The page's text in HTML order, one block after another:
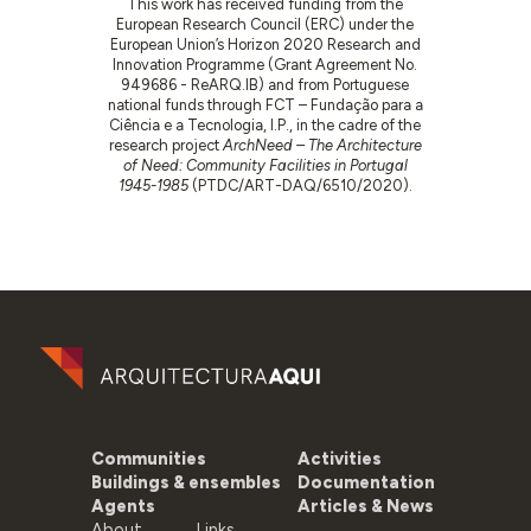
This work has received funding from the
European Research Council (ERC) under the
European Union’s Horizon 2020 Research and
Innovation Programme (Grant Agreement No.
949686 - ReARQ.IB) and from Portuguese
national funds through FCT – Fundação para a
Ciência e a Tecnologia, I.P., in the cadre of the
research projectArchNeed – The Architecture
of Need: Community Facilities in Portugal
1945-1985(PTDC/ART-DAQ/6510/2020).
Communities
Buildings & ensembles
Agents
Activities
Documentation
Articles & News